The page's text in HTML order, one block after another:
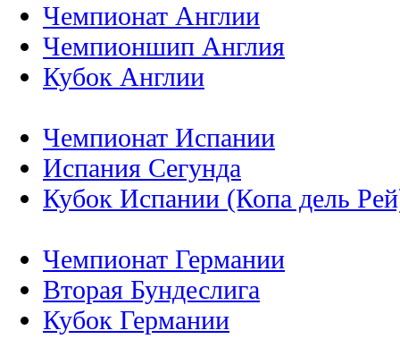
Чемпионат Англии
Чемпионшип Англия
Кубок Англии
Чемпионат Испании
Испания Сегунда
Кубок Испании (Копа дель
Чемпионат Германии
Вторая Бундеслига
Кубок Германии